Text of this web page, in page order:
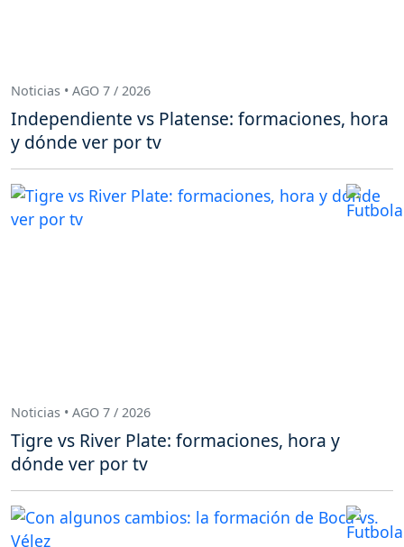
Noticias • AGO 7 / 2026
Independiente vs Platense: formaciones, hora
y dónde ver por tv
Noticias • AGO 7 / 2026
Tigre vs River Plate: formaciones, hora y
dónde ver por tv